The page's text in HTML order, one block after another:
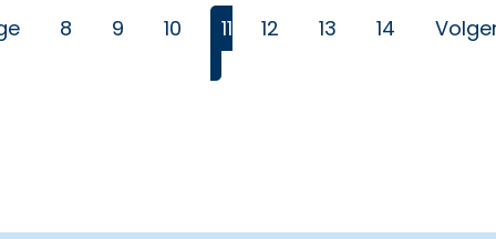
8 9 10
11
(Huidige)
12 13 14